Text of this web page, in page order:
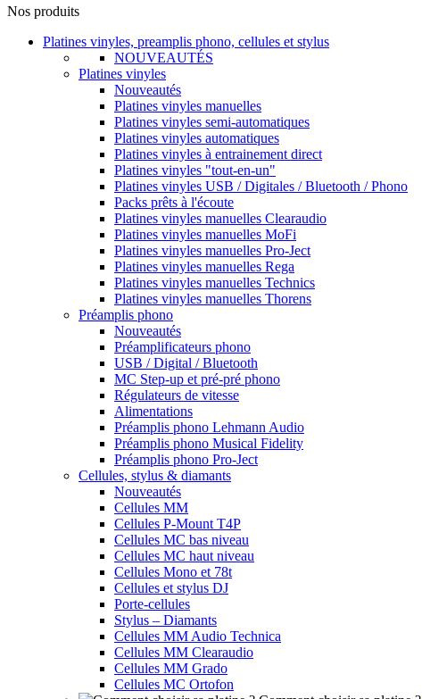
Nos produits
Platines vinyles, preamplis phono, cellules et stylus
NOUVEAUTÉS
Platines vinyles
Nouveautés
Platines vinyles manuelles
Platines vinyles semi-automatiques
Platines vinyles automatiques
Platines vinyles à entrainement direct
Platines vinyles "tout-en-un"
Platines vinyles USB / Digitales / Bluetooth / Phono
Packs prêts à l'écoute
Platines vinyles manuelles Clearaudio
Platines vinyles manuelles MoFi
Platines vinyles manuelles Pro-Ject
Platines vinyles manuelles Rega
Platines vinyles manuelles Technics
Platines vinyles manuelles Thorens
Préamplis phono
Nouveautés
Préamplificateurs phono
USB / Digital / Bluetooth
MC Step-up et pré-pré phono
Régulateurs de vitesse
Alimentations
Préamplis phono Lehmann Audio
Préamplis phono Musical Fidelity
Préamplis phono Pro-Ject
Cellules, stylus & diamants
Nouveautés
Cellules MM
Cellules P-Mount T4P
Cellules MC bas niveau
Cellules MC haut niveau
Cellules Mono et 78t
Cellules et stylus DJ
Porte-cellules
Stylus – Diamants
Cellules MM Audio Technica
Cellules MM Clearaudio
Cellules MM Grado
Cellules MC Ortofon